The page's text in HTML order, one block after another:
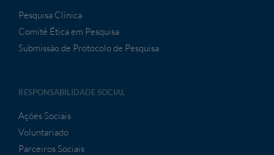
Pesquisa Clínica
Comitê Ética em Pesquisa
Submissão de Protocolo de Pesquisa
RESPONSABILIDADE SOCIAL
Ações Sociais
Voluntariado
Parceiros Sociais